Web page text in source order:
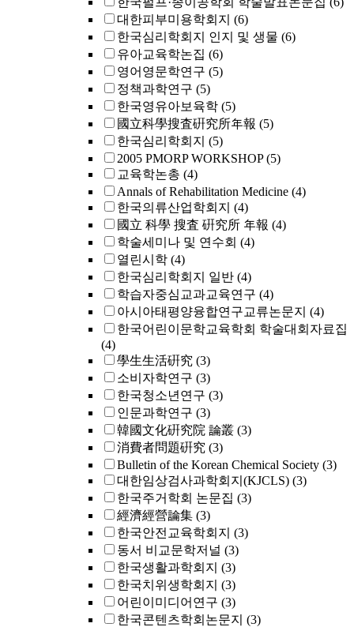
대한피부미용학회지 (6)
한국심리학회지 인지 및 생물 (6)
유아교육학논집 (6)
영어영문학연구 (5)
정책과학연구 (5)
한국영유아보육학 (5)
國立科學搜査硏究所年報 (5)
한국심리학회지 (5)
2005 PMORP WORKSHOP (5)
교육학논총 (4)
Annals of Rehabilitation Medicine (4)
한국의류산업학회지 (4)
國立 科學 搜査 硏究所 年報 (4)
학술세미나 및 연수회 (4)
열린시학 (4)
한국심리학회지 일반 (4)
학습자중심교과교육연구 (4)
아시아태평양융합연구교류논문지 (4)
한국어린이문학교육학회 학술대회자료집
(4)
學生生活硏究 (3)
소비자학연구 (3)
한국청소년연구 (3)
인문과학연구 (3)
韓國文化硏究院 論叢 (3)
消費者問題硏究 (3)
Bulletin of the Korean Chemical Society (3)
대한임상검사과학회지(KJCLS) (3)
한국주거학회 논문집 (3)
經濟經營論集 (3)
한국안전교육학회지 (3)
동서 비교문학저널 (3)
한국생활과학회지 (3)
한국치위생학회지 (3)
어린이미디어연구 (3)
한국콘텐츠학회논문지 (3)